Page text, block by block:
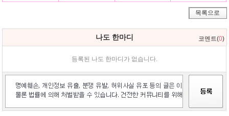
목록으로
나도 한마디 코멘트(0)
등록된 나도 한마디가 없습니다.